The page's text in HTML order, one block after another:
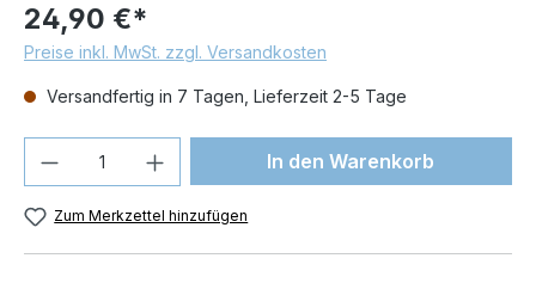
24,90 €*
Preise inkl. MwSt. zzgl. Versandkosten
Versandfertig in 7 Tagen, Lieferzeit 2-5 Tage
Produkt Anzahl: Gib denIn den Warenkorb
Zum Merkzettel hinzufügen